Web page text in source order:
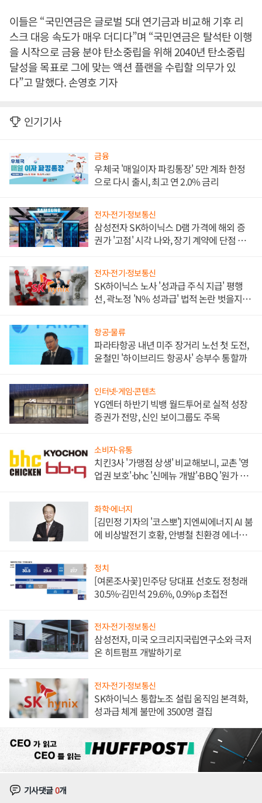
이들은 “국민연금은 글로벌 5대 연기금과 비교해 기후 리
스크 대응 속도가 매우 더디다”며 “국민연금은 탈석탄 이행
을 시작으로 금융 분야 탄소중립을 위해 2040년 탄소중립
달성을 목표로 그에 맞는 액션 플랜을 수립할 의무가 있
다”고 말했다. 손영호 기자
인기기사
금융
우체국 '매일이자 파킹통장' 5만 계좌 한정
으로 다시 출시, 최고 연 2.0% 금리
전자·전기·정보통신
삼성전자 SK하이닉스 D램 가격에 해외 증
권가 '고점' 시각 나와, 장기 계약에 단점 부
전자·전기·정보통신
SK하이닉스 노사 '성과급 주식 지급' 평행
선, 곽노정 'N% 성과급' 법적 논란 벗을지 주
항공·물류
파라타항공 내년 미주 장거리 노선 첫 도전,
윤철민 '하이브리드 항공사' 승부수 통할까
인터넷·게임·콘텐츠
YG엔터 하반기 빅뱅 월드투어로 실적 성장
증권가 전망, 신인 보이그룹도 주목
소비자·유통
치킨3사 '가맹점 상생' 비교해보니, 교촌 '영
업권 보호'·bhc '신메뉴 개발'·BBQ '원가 부
화학·에너지
[김민정 기자의 '코스뽀'] 지엔씨에너지 AI 붐
에 비상발전기 호황, 안병철 친환경 에너지
정치
[여론조사꽃] 민주당 당대표 선호도 정청래
30.5%·김민석 29.6%, 0.9%p 초접전
전자·전기·정보통신
삼성전자, 미국 오크리지국립연구소와 극저
온 히트펌프 개발하기로
전자·전기·정보통신
SK하이닉스 통합노조 설립 움직임 본격화,
성과급 체계 불만에 3500명 결집
기사댓글0개